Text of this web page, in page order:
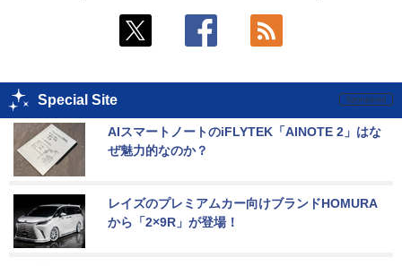
Special Site
AIスマートノートのiFLYTEK「AINOTE 2」はな
ぜ魅力的なのか？
レイズのプレミアムカー向けブランドHOMURA
から「2×9R」が登場！